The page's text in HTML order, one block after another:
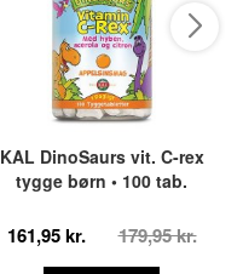
KAL DinoSaurs vit. C-rex
tygge børn • 100 tab.
161,95 kr. 179,95 kr.